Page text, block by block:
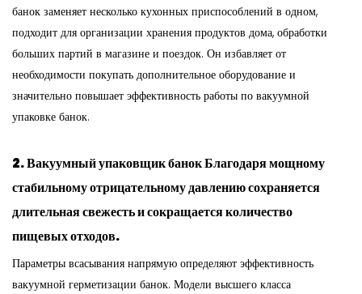
банок заменяет несколько кухонных приспособлений в одном,
подходит для организации хранения продуктов дома, обработки
больших партий в магазине и поездок. Он избавляет от
необходимости покупать дополнительное оборудование и
значительно повышает эффективность работы по вакуумной
упаковке банок.
2.Вакуумный упаковщик банокБлагодаря мощному
стабильному отрицательному давлению сохраняется
длительная свежесть и сокращается количество
пищевых отходов.
Параметры всасывания напрямую определяют эффективность
вакуумной герметизации банок. Модели высшего класса